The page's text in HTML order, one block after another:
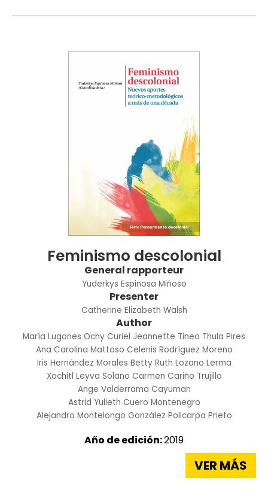
Feminismo descolonial
General rapporteur
Yuderkys Espinosa Miñoso
Presenter
Catherine Elizabeth Walsh
Author
María Lugones Ochy Curiel Jeannette Tineo Thula Pires
Ana Carolina Mattoso Celenis Rodríguez Moreno
Iris Hernández Morales Betty Ruth Lozano Lerma
Xochitl Leyva Solano Carmen Cariño Trujillo
Ange Valderrama Cayuman
Astrid Yulieth Cuero Montenegro
Alejandro Montelongo González Policarpa Prieto
Año de edición:2019
VER MÁS